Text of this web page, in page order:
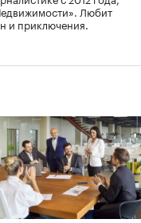
Любит
и приключения.